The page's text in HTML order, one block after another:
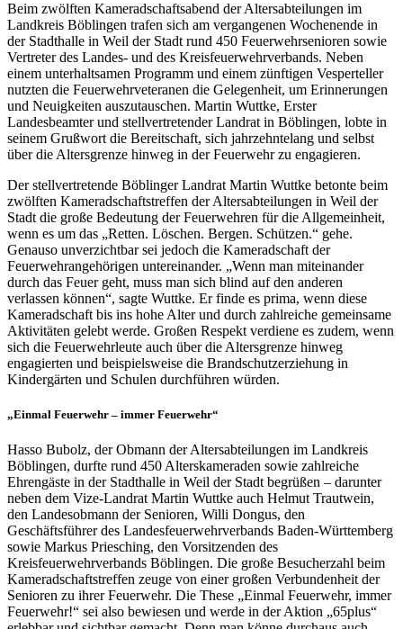
Beim zwölften Kameradschaftsabend der Altersabteilungen im
Landkreis Böblingen trafen sich am vergangenen Wochenende in
der Stadthalle in Weil der Stadt rund 450 Feuerwehrsenioren sowie
Vertreter des Landes- und des Kreisfeuerwehrverbands. Neben
einem unterhaltsamen Programm und einem zünftigen Vesperteller
nutzten die Feuerwehrveteranen die Gelegenheit, um Erinnerungen
und Neuigkeiten auszutauschen. Martin Wuttke, Erster
Landesbeamter und stellvertretender Landrat in Böblingen, lobte in
seinem Grußwort die Bereitschaft, sich jahrzehntelang und selbst
über die Altersgrenze hinweg in der Feuerwehr zu engagieren.
Der stellvertretende Böblinger Landrat Martin Wuttke betonte beim
zwölften Kameradschaftstreffen der Altersabteilungen in Weil der
Stadt die große Bedeutung der Feuerwehren für die Allgemeinheit,
wenn es um das „Retten. Löschen. Bergen. Schützen.“ gehe.
Genauso unverzichtbar sei jedoch die Kameradschaft der
Feuerwehrangehörigen untereinander. „Wenn man miteinander
durch das Feuer geht, muss man sich blind auf den anderen
verlassen können“, sagte Wuttke. Er finde es prima, wenn diese
Kameradschaft bis ins hohe Alter und durch zahlreiche gemeinsame
Aktivitäten gelebt werde. Großen Respekt verdiene es zudem, wenn
sich die Feuerwehrleute auch über die Altersgrenze hinweg
engagierten und beispielsweise die Brandschutzerziehung in
Kindergärten und Schulen durchführen würden.
„Einmal Feuerwehr – immer Feuerwehr“
Hasso Bubolz, der Obmann der Altersabteilungen im Landkreis
Böblingen, durfte rund 450 Alterskameraden sowie zahlreiche
Ehrengäste in der Stadthalle in Weil der Stadt begrüßen – darunter
neben dem Vize-Landrat Martin Wuttke auch Helmut Trautwein,
den Landesobmann der Senioren, Willi Dongus, den
Geschäftsführer des Landesfeuerwehrverbands Baden-Württemberg
sowie Markus Priesching, den Vorsitzenden des
Kreisfeuerwehrverbands Böblingen. Die große Besucherzahl beim
Kameradschaftstreffen zeuge von einer großen Verbundenheit der
Senioren zu ihrer Feuerwehr. Die These „Einmal Feuerwehr, immer
Feuerwehr!“ sei also bewiesen und werde in der Aktion „65plus“